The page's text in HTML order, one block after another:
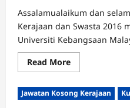
Assalamualaikum dan
Kerajaan dan Swasta 2016
Universiti Kebangsaan
Read MoreRead
more
Jawatan
Kosong
Universiti
Jawatan Kosong Kerajaan